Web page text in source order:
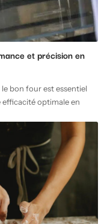
et précision en
bon four est essentiel
optimale en